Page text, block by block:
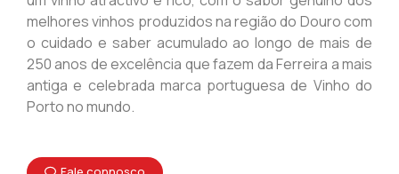
melhores vinhos produzidos na região do Douro com
o cuidado e saber acumulado ao longo de mais de
250 anos de excelência que fazem da Ferreira a mais
antiga e celebrada marca portuguesa de Vinho do
Porto no mundo.